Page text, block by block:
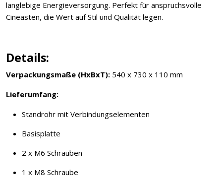
langlebige Energieversorgung. Perfekt für anspruchsvolle
Cineasten, die Wert auf Stil und Qualität legen.
Details:
Verpackungsmaße (HxBxT): 540 x 730 x 110 mm
Lieferumfang:
Standrohr mit Verbindungselementen
Basisplatte
2 x M6 Schrauben
1 x M8 Schraube